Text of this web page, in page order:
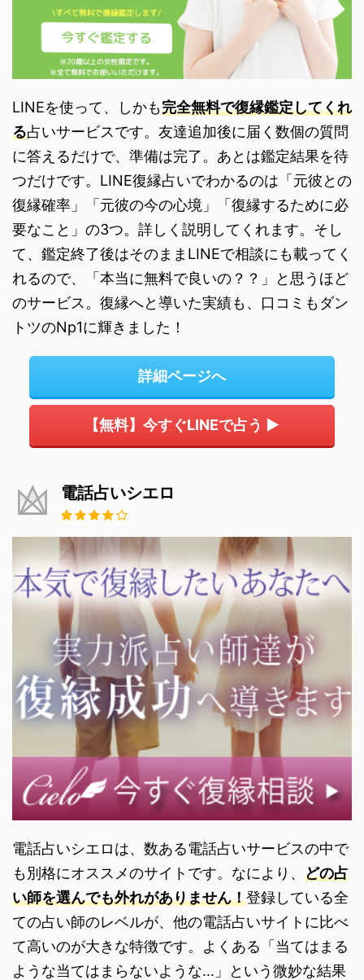
LINEを使って、しかも完全無料で復縁鑑定してくれ
る占いサービスです。友達追加後に届く数個の質問
に答えるだけで、準備は完了。あとは鑑定結果を待
つだけです。LINE復縁占いでわかるのは「元彼との
復縁確率」「元彼の今の心境」「復縁するために必
要なこと」の3つ。詳しく説明してくれます。そし
て、鑑定終了後はそのままLINEで相談にも載ってく
れるので、「本当に無料で良いの？？」と思うほど
のサービス。復縁へと導いた実績も、口コミもダン
トツのNp1に輝きました！
詳細ページへ
【無料】今すぐLINEで占う ▶
電話占いシエロ
電話占いシエロは、数ある電話占いサービスの中で
も別格にオススメのサイトです。なにより、 どの占
い師を選んでも外れがありません！登録している全
ての占い師のレベルが、他の電話占いサイトに比べ
て高いのが大きな特徴です。よくある「当てはまる
ような当てはまらないような…」という微妙な結果